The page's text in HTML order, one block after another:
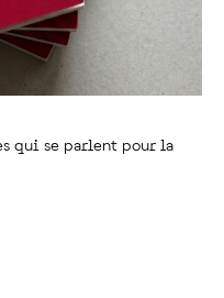
qui se parlent pour la